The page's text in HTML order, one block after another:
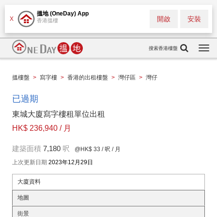
X
搵地 (OneDay) App
香港搵樓 安裝
開啟
搜索香港樓盤
搵樓盤 > 寫字樓 > 香港的出租樓盤 > 灣仔區 > 灣仔
已過期
東城大廈寫字樓租單位出租
HK$ 236,940 / 月
建築面積 7,180 呎 @HK$ 33 / 呎 / 月
上次更新日期 2023年12月29日
大廈資料
地圖
街景